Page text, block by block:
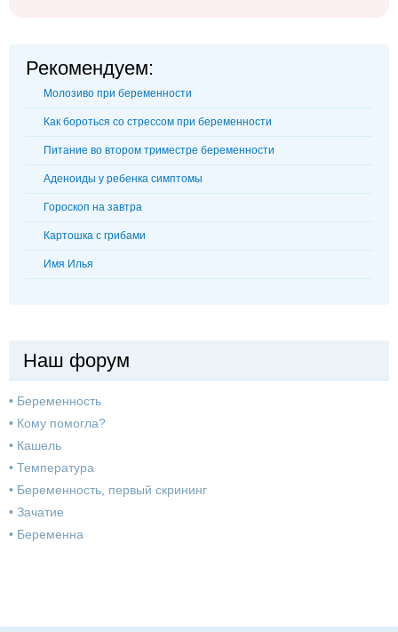
Рекомендуем:
Молозиво при беременности
Как бороться со стрессом при беременности
Питание во втором триместре беременности
Аденоиды у ребенка симптомы
Гороскоп на завтра
Картошка с грибами
Имя Илья
Наш форум
• Беременность
• Кому помогла?
• Кашель
• Температура
• Беременность, первый скрининг
• Зачатие
• Беременна